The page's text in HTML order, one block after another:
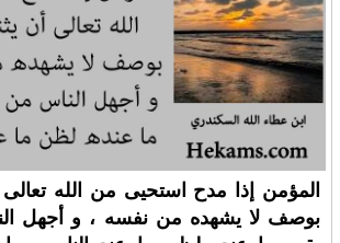
المؤمن إذا مدح استحيى من الله
بوصف لا يشهده من نفسه ، و أجهل